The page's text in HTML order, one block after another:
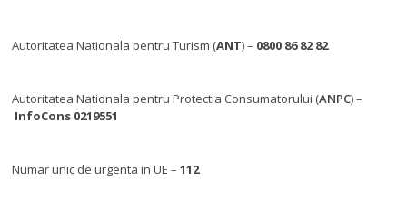
Autoritatea Nationala pentru Turism (ANT) – 0800 86 82 82
Autoritatea Nationala pentru Protectia Consumatorului (ANPC) –
InfoCons 0219551
Numar unic de urgenta in UE –112